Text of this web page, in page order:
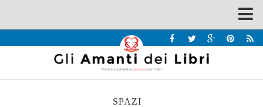
Recensioni
Interviste & Incontri
SPAZI